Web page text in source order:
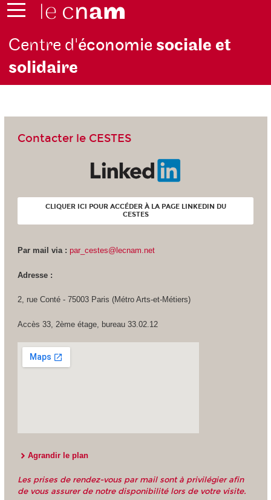
Centre d'économie sociale et
solidaire
Contacter le CESTES
CLIQUER ICI POUR ACCÉDER À LA PAGE LINKEDIN DU
CESTES
Par mail via : par_cestes@lecnam.net
Adresse :
2, rue Conté - 75003 Paris (Métro Arts-et-Métiers)
Accès 33, 2ème étage, bureau 33.02.12
Agrandir le plan
Les prises de rendez-vous par mail sont à privilégier afin
de vous assurer de notre disponibilité lors de votre visite.